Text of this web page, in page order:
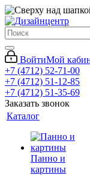
ВойтиМой
+7 (4712) 52-71-00
+7 (4712) 51-12-85
+7 (4712) 51-35-69
Заказать звонок
Каталог
Панно и
картины